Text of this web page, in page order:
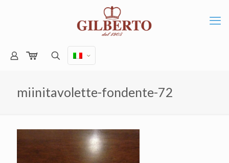
miinitavolette-fondente-72